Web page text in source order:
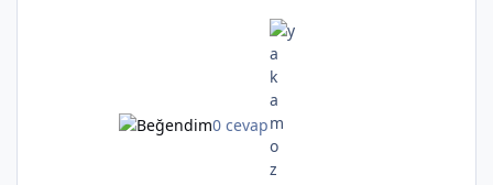
gecelere bölünmüşÜşümüşlüğüBakın Sizlerle,
Yapma çiçeklerle örtülmüş. Yapma çiçekler
Kadını kırmayın, rahat bırakın. Yapma çiçekler
Solan renkleriyle ellerinde kadının Bunu
bilmeyecekler. Yapma çiçeklerin renkleri
soluyor Kadının ellerinde Ah o çılgın renkler
Kadının gözlerinde Soldukça kadın daha da
0 cevap